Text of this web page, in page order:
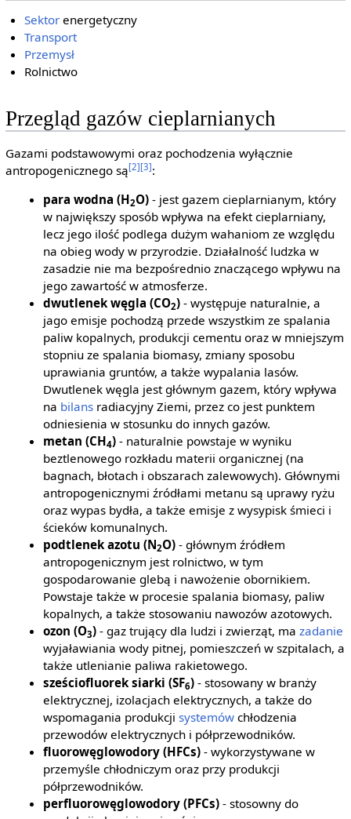
Sektor energetyczny
Transport
Przemysł
Rolnictwo
Przegląd gazów cieplarnianych
Gazami podstawowymi oraz pochodzenia wyłącznie
antropogenicznego są[2][3]:
para wodna (H2O) - jest gazem cieplarnianym, który
w największy sposób wpływa na efekt cieplarniany,
lecz jego ilość podlega dużym wahaniom ze względu
na obieg wody w przyrodzie. Działalność ludzka w
zasadzie nie ma bezpośrednio znaczącego wpływu na
jego zawartość w atmosferze.
dwutlenek węgla (CO2) - występuje naturalnie, a
jago emisje pochodzą przede wszystkim ze spalania
paliw kopalnych, produkcji cementu oraz w mniejszym
stopniu ze spalania biomasy, zmiany sposobu
uprawiania gruntów, a także wypalania lasów.
Dwutlenek węgla jest głównym gazem, który wpływa
na bilans radiacyjny Ziemi, przez co jest punktem
odniesienia w stosunku do innych gazów.
metan (CH4) - naturalnie powstaje w wyniku
beztlenowego rozkładu materii organicznej (na
bagnach, błotach i obszarach zalewowych). Głównymi
antropogenicznymi źródłami metanu są uprawy ryżu
oraz wypas bydła, a także emisje z wysypisk śmieci i
ścieków komunalnych.
podtlenek azotu (N2O) - głównym źródłem
antropogenicznym jest rolnictwo, w tym
gospodarowanie glebą i nawożenie obornikiem.
Powstaje także w procesie spalania biomasy, paliw
kopalnych, a także stosowaniu nawozów azotowych.
ozon (O3) - gaz trujący dla ludzi i zwierząt, mazadanie
wyjaławiania wody pitnej, pomieszczeń w szpitalach, a
także utlenianie paliwa rakietowego.
sześciofluorek siarki (SF6) - stosowany w branży
elektrycznej, izolacjach elektrycznych, a także do
wspomagania produkcjisystemów chłodzenia
przewodów elektrycznych i półprzewodników.
fluorowęglowodory (HFCs) - wykorzystywane w
przemyśle chłodniczym oraz przy produkcji
półprzewodników.
perfluorowęglowodory (PFCs) - stosowny do